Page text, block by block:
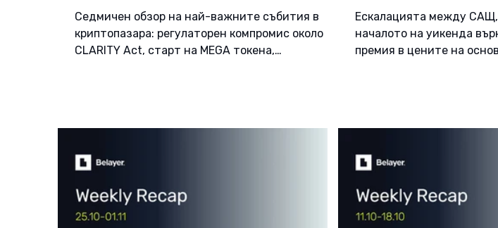
постави рекорд по DeFi експлойти
Седмичен обзор на най-важните събития в
криптопазара: регулаторен компромис около
CLARITY Act, старт на MEGA токена,
намерение да
закон, Kraken
Fedwirе (!)
Ескалацията между
началото на уикенда
премия в цените на